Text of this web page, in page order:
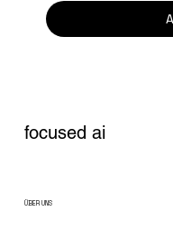
focused ai
ÜBER UNS